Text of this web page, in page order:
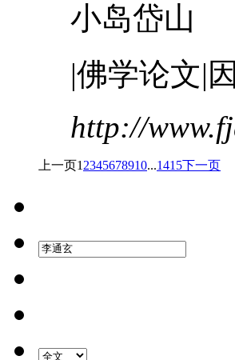
小岛岱山
|佛学论文|
http://
上一页1 2345678910...1415下一页